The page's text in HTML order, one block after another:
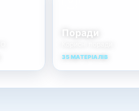
Поради
35 МАТЕРІАЛІВ